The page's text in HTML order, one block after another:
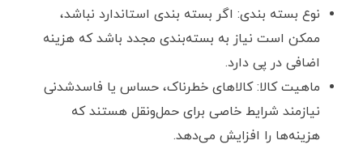
نوع بسته ‌بندی: اگر بسته ‌بندی استاندارد نباشد،
ممکن است نیاز به بسته‌بندی مجدد باشد که هزینه
اضافی در پی دارد.
ماهیت کالا: کالاهای خطرناک، حساس یا فاسدشدنی
نیازمند شرایط خاصی برای حمل‌ونقل هستند که
هزینه‌ها را افزایش می‌دهد.